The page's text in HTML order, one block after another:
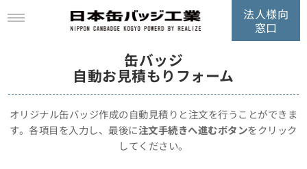
法人様向
窓口
缶バッジ
自動お見積もりフォーム
オリジナル缶バッジ作成の自動見積りと注文を行うことができま
す。各項目を入力し、最後に注文手続きへ進むボタンをクリック
してください。